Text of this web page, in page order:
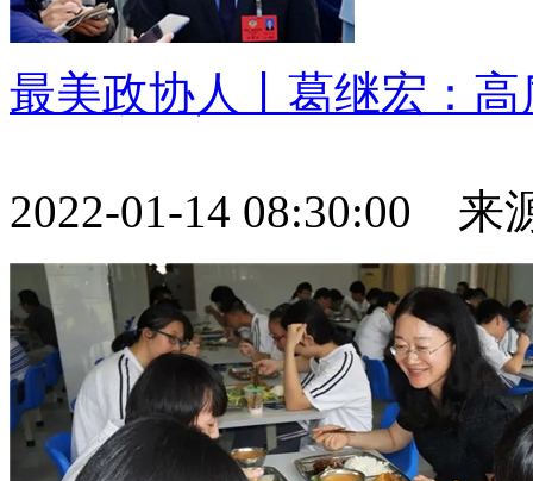
最美政协人丨葛继宏：
2022-01-14 08:30:00 来